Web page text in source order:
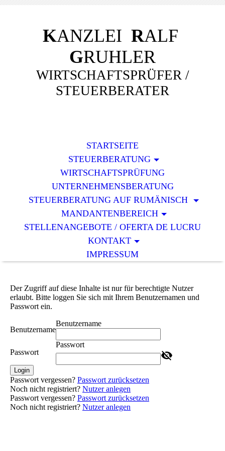
KANZLEI RALF
GRUHLER
WIRTSCHAFTSPRÜFER /
STEUERBERATER
STARTSEITE
STEUERBERATUNG
WIRTSCHAFTSPRÜFUNG
UNTERNEHMENSBERATUNG
STEUERBERATUNG AUF RUMÄNISCH
MANDANTENBEREICH
STELLENANGEBOTE / OFERTA DE LUCRU
KONTAKT
IMPRESSUM
Der Zugriff auf diese Inhalte ist nur für berechtigte Nutzer
erlaubt. Bitte loggen Sie sich mit Ihrem Benutzernamen und
Passwort ein.
Benutzername
Benutzername
Passwort
Passwort
Login
Passwort vergessen? Passwort zurücksetzen
Noch nicht registriert? Nutzer anlegen
Passwort vergessen? Passwort zurücksetzen
Noch nicht registriert? Nutzer anlegen